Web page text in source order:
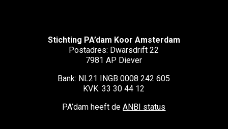
Stichting PA’dam Koor Amsterdam
Postadres: Dwarsdrift 22
7981 AP Diever
Bank: NL21 INGB 0008 242 605
KVK: 33 30 44 12
PA’dam heeft deANBI status